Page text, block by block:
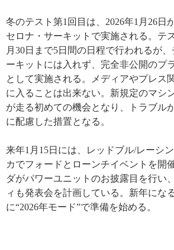
冬のテスト第1回目は、2026年1月26日
セロナ・サーキットで実施される。テ
月30日まで5日間の日程で行われるが
ーキットには入れず、完全非公開のプ
として実施される。メディアやプレス
に入ることは出来ない。新規定のマシ
が走る初めての機会となり、トラブル
に配慮した措置となる。
来年1月15日には、レッドブル/レーシ
カでフォードとローンチイベントを開
ダがパワーユニットのお披露目を行い
ィも発表会を計画している。新年にな
に“2026年モード”で準備を始める。